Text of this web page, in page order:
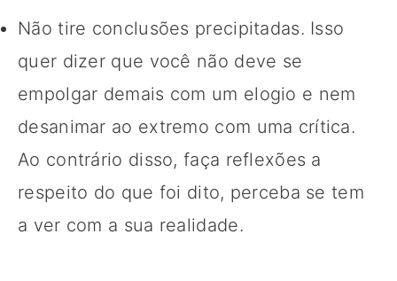
Não tire conclusões precipitadas. Isso
quer dizer que você não deve se
empolgar demais com um elogio e nem
desanimar ao extremo com uma crítica.
Ao contrário disso, faça reflexões a
respeito do que foi dito, perceba se tem
a ver com a sua realidade.